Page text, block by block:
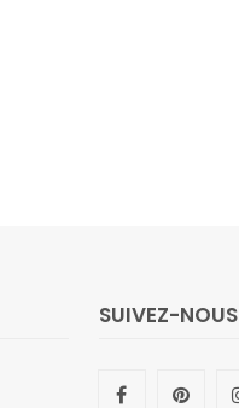
SUIVEZ-NOUS